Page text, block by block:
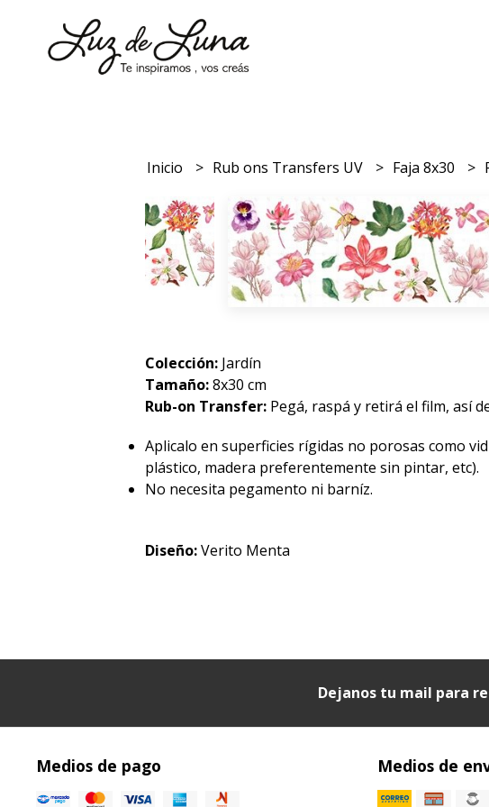
Inicio Rub ons Transfers UV Faja 8x30
Colección: Jardín
Tamaño:8x30 cm
Rub-on Transfer: Pegá, raspá y retirá el film, así
Aplicalo en superficies rígidas no porosas como
plástico, madera preferentemente sin pintar, etc).
No necesita pegamento ni barníz.
Diseño:Verito Menta
Dejanos tu mail para
Medios de pago Medios de